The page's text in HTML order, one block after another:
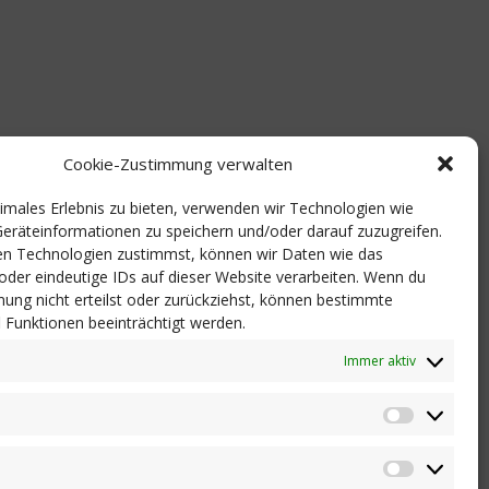
Cookie-Zustimmung verwalten
Erlebnis zu bieten, verwenden wir Technologien wie
zu speichern und/oder darauf zuzugreifen.
Technologien zustimmst, können wir Daten wie das
eindeutige IDs auf dieser Website verarbeiten. Wenn du
nicht erteilst oder zurückziehst, können bestimmte
beeinträchtigt werden.
Immer aktiv